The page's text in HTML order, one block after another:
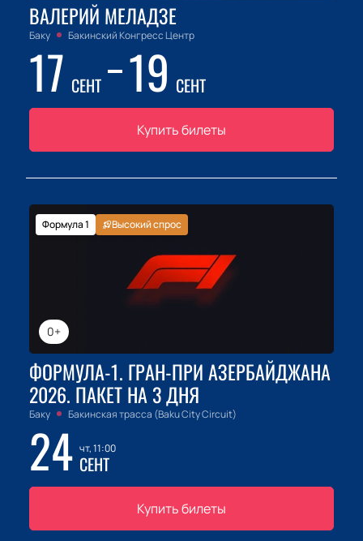
ВАЛЕРИЙ МЕЛАДЗЕ
Баку Бакинский Конгресс Центр
17 СЕНТ 19 СЕНТ
Купить билеты
0+
Формула 1 Высокий спрос
ФОРМУЛА-1. ГРАН-ПРИ АЗЕРБАЙДЖАНА
2026. ПАКЕТ НА 3 ДНЯ
Баку Бакинская трасса (Baku City Circuit)
24 чт, 11:00
СЕНТ
Купить билеты